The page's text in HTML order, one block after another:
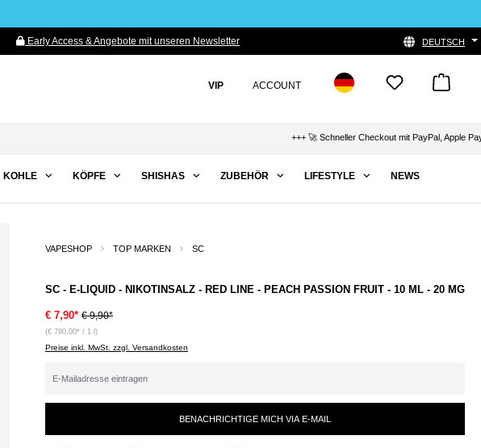
Early Access & Angebote mit unseren Newsletter DEUTSCH
VIP ACCOUNT
+++ 🚀 Schneller Checkout mit PayPal, Apple Pay
KOHLE KÖPFE SHISHAS ZUBEHÖR LIFESTYLE NEWS
VAPESHOP TOP MARKEN SC
SC - E-LIQUID - NIKOTINSALZ - RED LINE - PEACH PASSION FRUIT - 10 ML - 20 MG
€ 7,90* € 9,90*
(€ 790,00* / 1 l)
Preise inkl. MwSt. zzgl. Versandkosten
BENACHRICHTIGE MICH VIA E-MAIL